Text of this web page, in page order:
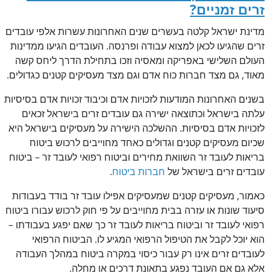
זרים זמניים?
מדינת ישראל קלטה בעשרים שנים האחרונות עשרות אלפי עובדים
זרים שהגיעו לכאן למצוא עבודה ופרנסה. העובדים הגיעו ממדינות
העולם השלישי באפריקה ומאסיה וזכו בתחילת הדרך ליחס קשה
מאוד, גם מצד חברות כוח אדם וגם מצד מעסיקים קטנים כגדולים.
בשנים האחרונות המודעות לזכויות אדם וכיבוד זכויות אדם בסיסיות
עלתה בישראל וכתוצאה ישירה גם עובדים זרים בישראל זכאים
לזכויות אדם בסיסיות. ההשלכה הישירה על מעסיקים בישראל היא
שכיום מעסיקים קטנים וגדולים כאחד מחוייבים לרכוש ביטוח
בריאות לעובד זר השוואת מחירים וביטוח רפואי לעובד זר – ביטוח
עובדים זרים בישראל של חברות ביטוח.
כאמור, מעסיקים קטנים שמעסיקים אפילו עובד זר בודד בעבודות
סיעוד שונות או עזרה בבית מחוייבים על פי חוק לרכוש עבורו ביטוח
רפואי לעובד זר וביטוח בריאות לעובד זר כך שאם יפגע בעבודתו –
הוא יוכל לקבל את הטיפול הרפואי המגיע לו. הביטוח הרפואי
לעובדים זרים אינו רק עבור כיסוי במקרה ביטוח במהלך העבודה
אלא גם אם העובד נפגע בתאונת דרכים או מחלה.